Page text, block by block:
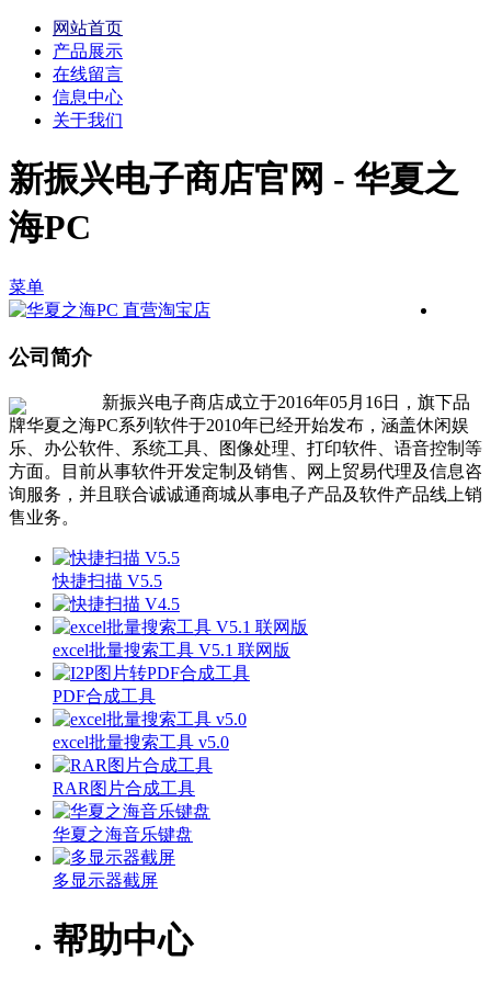
网站首页
产品展示
在线留言
信息中心
关于我们
新振兴电子商店官网 - 华夏之
海PC
菜单
公司简介
新振兴电子商店成立于2016年05月16日，旗下品
牌华夏之海PC系列软件于2010年已经开始发布，涵盖休闲娱
乐、办公软件、系统工具、图像处理、打印软件、语音控制等
方面。目前从事软件开发定制及销售、网上贸易代理及信息咨
询服务，并且联合诚诚通商城从事电子产品及软件产品线上销
售业务。
快捷扫描 V5.5
excel批量搜索工具 V5.1 联网版
PDF合成工具
excel批量搜索工具 v5.0
RAR图片合成工具
华夏之海音乐键盘
多显示器截屏
帮助中心